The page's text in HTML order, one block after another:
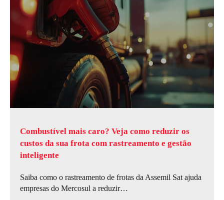
Combustível mais caro? Veja como reduzir os
custos da sua frota com rastreamento e gestão
inteligente
Saiba como o rastreamento de frotas da Assemil Sat ajuda
empresas do Mercosul a reduzir…